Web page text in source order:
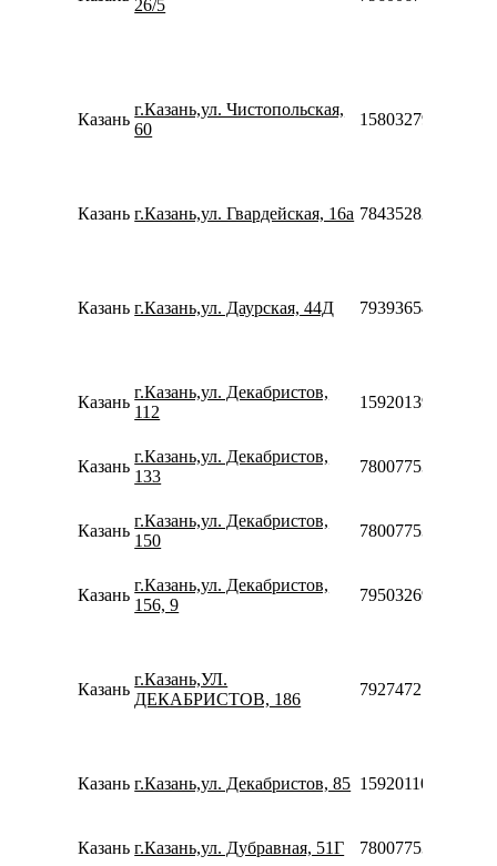
26/5
Казань
г.Казань,ул. Чистопольская,
60
158032795453
Казань г.Казань,ул. Гвардейская, 16а 78435282501
Казань г.Казань,ул. Даурская, 44Д 79393654555
Казань
г.Казань,ул. Декабристов,
112
159201395438
Казань
г.Казань,ул. Декабристов,
133
78007753553
Казань
г.Казань,ул. Декабристов,
150
78007753553
Казань
г.Казань,ул. Декабристов,
156, 9
79503269970
Казань
г.Казань,УЛ.
ДЕКАБРИСТОВ, 186
79274721446
Казань г.Казань,ул. Декабристов, 85 159201108783
Казань г.Казань,ул. Дубравная, 51Г 78007753553